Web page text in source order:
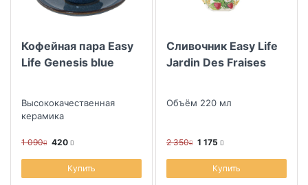
Кофейная пара Easy
Life Genesis blue
Высококачественная
керамика
1 090 420
Купить
Сливочник Easy Life
Jardin Des Fraises
Объём 220 мл
2 350 1 175
Купить